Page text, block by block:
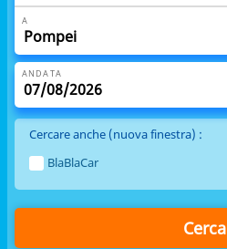
A
ANDATA
Cercare anche (nuova finestra) :
BlaBlaCar
Cerca